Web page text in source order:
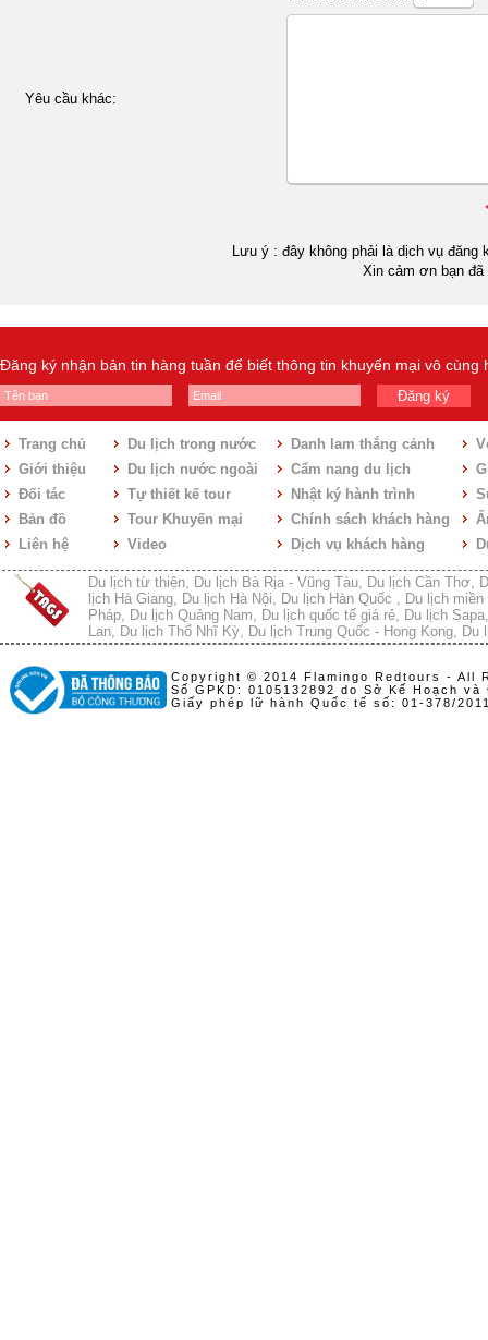
Yêu cầu khác:
Lưu ý : đây không phải là dịch vụ
Xin cảm ơn bạn đã
Đăng ký nhận bản tin hàng tuần để biết thông tin khuyến mại vô cùng
Đăng ký
Trang chủ
Giới thiệu
Đối tác
Bản đồ
Liên hệ
Du lịch trong nước
Du lịch nước ngoài
Tự thiết kế tour
Tour Khuyến mại
Video
Danh lam thắng cảnh
Cẩm nang du lịch
Nhật ký hành trình
Chính sách khách hàng
Dịch vụ khách hàng
Du lịch từ thiện, Du lịch Bà Rịa - Vũng Tàu, Du lịch Cần Thơ,
lịch Hà Giang, Du lịch Hà Nội, Du lịch Hàn Quốc , Du lịch miền
Pháp, Du lịch Quảng Nam, Du lịch quốc tế giá rẻ, Du lịch Sapa
Lan, Du lịch Thổ Nhĩ Kỳ, Du lịch Trung Quốc - Hong Kong, Du
Copyright © 2014 Flamingo Redtours - All
Số GPKD: 0105132892 do Sở Kế Hoạch
Giấy phép lữ hành Quốc tế số: 01-378/